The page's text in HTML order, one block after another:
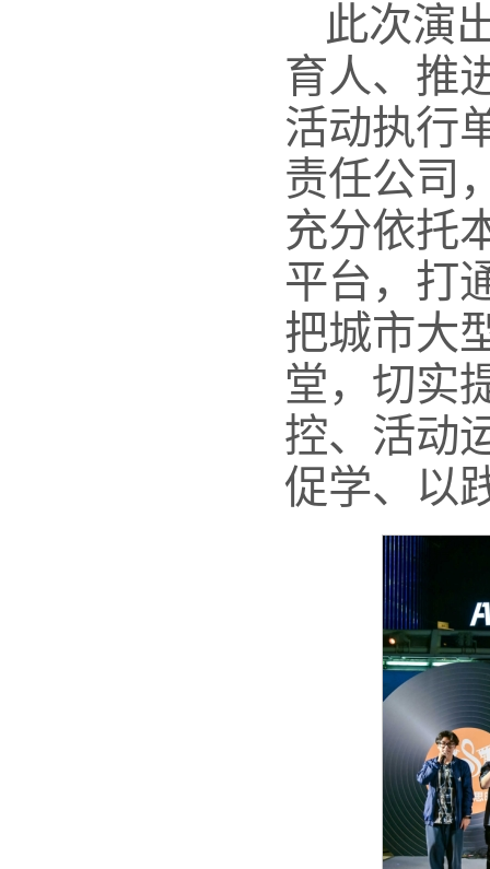
此次演
育人、推
活动执行
责任公司
充分依托
平台，打
把城市大
堂，切实
控、活动
促学、以